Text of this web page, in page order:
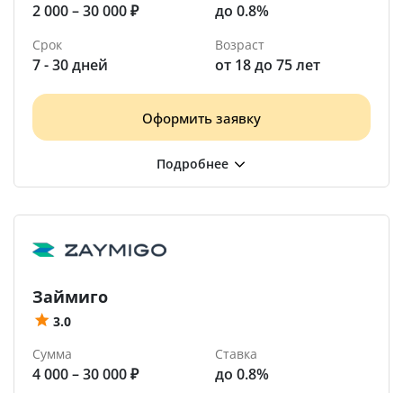
2 000 – 30 000 ₽ до 0.8%
Срок
7 - 30 дней
Возраст
от 18 до 75 лет
Оформить заявку
Займиго
3.0
Сумма
4 000 – 30 000 ₽
Ставка
до 0.8%